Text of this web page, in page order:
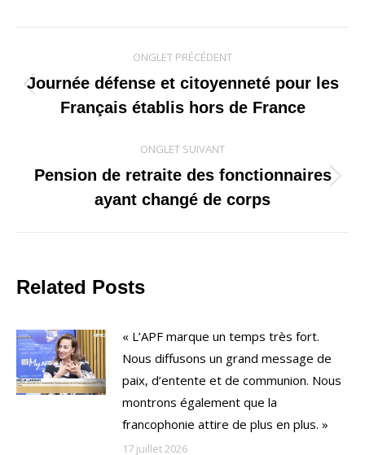
de
commentaire
ONGLET PRÉCÉDENT
Onglet
précédent
Journée défense et citoyenneté pour les
Français établis hors de France
ONGLET SUIVANT
Onglet
suivant
Pension de retraite des fonctionnaires
ayant changé de corps
Related Posts
« L’APF marque un temps très fort.
Nous diffusons un grand message de
paix, d’entente et de communion. Nous
montrons également que la
francophonie attire de plus en plus. »
17 juillet 2026